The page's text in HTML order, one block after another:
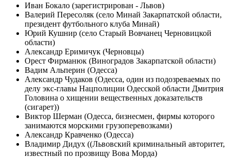
Иван Бокало (зарегистрирован - Львов)
Валерий Пересоляк (село Минай Закарпатской области,
президент футбольного клуба Минай)
Юрий Кушнир (село Старый Вовчанец Черновицкой
области)
Александр Еримичук (Черновцы)
Орест Фирманюк (Виноградов Закарпатской области)
Вадим Альперин (Одесса)
Александр Чудаков (Одесса, один из подозреваемых по
делу экс-главы Нацполиции Одесской области Дмитрия
Головина о хищении вещественных доказательств
(сигарет))
Виктор Шерман (Одесса, бизнесмен, фирмы которого
занимаются морскими грузоперевозками)
Александр Кравченко (Одесса)
Владимир Дидух ((Львовский криминальный авторитет,
известный по прозвищу Вова Морда)